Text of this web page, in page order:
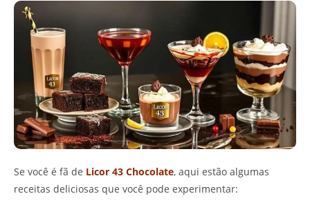
Se você é fã de Licor 43 Chocolate, aqui estão algumas
receitas deliciosas que você pode experimentar: